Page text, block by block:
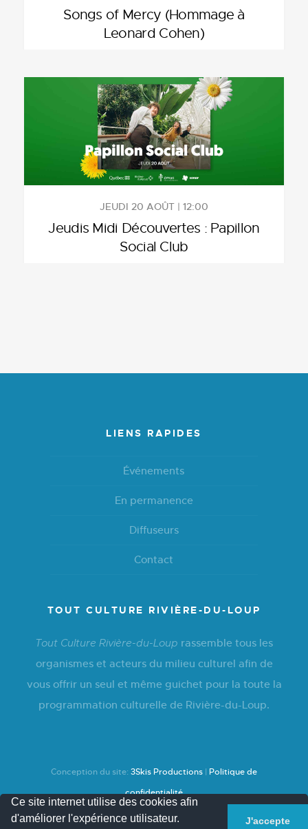
Songs of Mercy (Hommage à
Leonard Cohen)
JEUDI 20 AOÛT | 12:00
Jeudis Midi Découvertes : Papillon
Social Club
LIENS RAPIDES
Événements
En permanence
Diffuseurs
Contact
TOUT CULTURE RIVIÈRE-DU-LOUP
Tout Culture Rivière-du-Loup rassemble tous les
organismes et acteurs du milieu culturel afin de
vous offrir un seul et même guichet pour la toute la
programmation culturelle de Rivière-du-Loup.
Conception du site: 3Skis Productions | Politique de
confidentialité
Ce site internet utilise des cookies afin
d'améliorer l'expérience utilisateur.
J'accepte